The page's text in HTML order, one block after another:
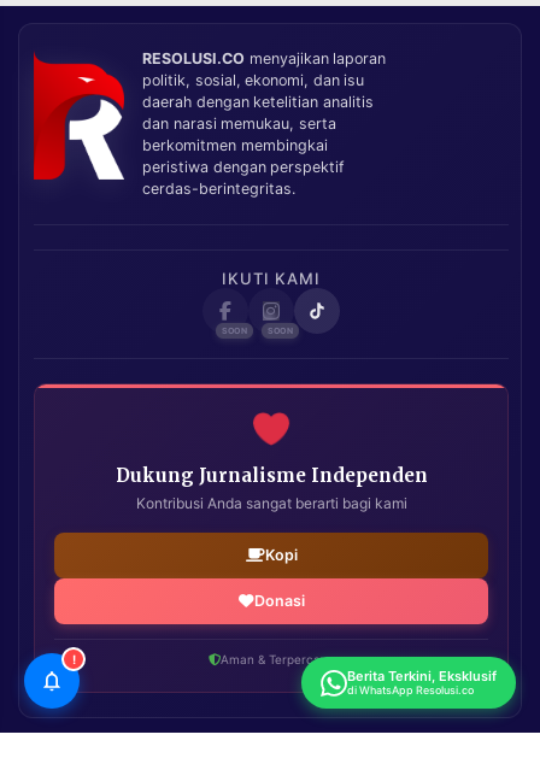
RESOLUSI.CO menyajikan laporan
politik, sosial, ekonomi, dan isu
daerah dengan ketelitian analitis
dan narasi memukau, serta
berkomitmen membingkai
peristiwa dengan perspektif
cerdas-berintegritas.
IKUTI KAMI
Dukung Jurnalisme Independen
Kontribusi Anda sangat berarti bagi kami
Kopi
Donasi
Aman & Terpercaya
!
Berita Terkini, Eksklusif
di WhatsApp Resolusi.co